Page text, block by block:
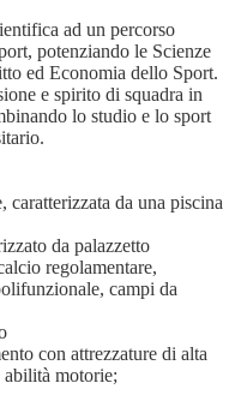
ad un percorso
potenziando le Scienze
ed Economia dello Sport.
e spirito di squadra in
lo studio e lo sport
caratterizzata da una piscina
da palazzetto
regolamentare,
campi da
con attrezzature di alta
abilità motorie;